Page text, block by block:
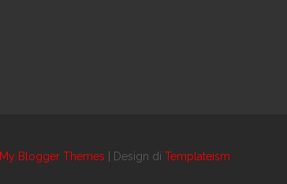
My Blogger Themes | Design di Templateism